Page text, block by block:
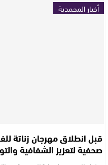
أخبار المحمدية
قبل انطلاق مهرجان زناتة
صحفية لتعزيز الشفافية